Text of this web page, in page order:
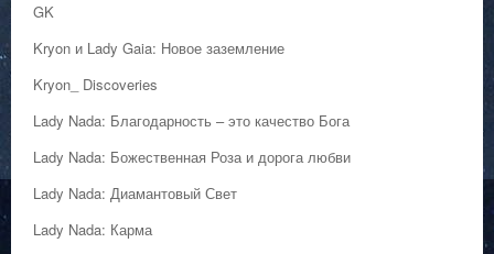
GK
Kryon и Lady Gaia: Новое заземление
Kryon_ Discoveries
Lady Nada: Благодарность – это качество Бога
Lady Nada: Божественная Роза и дорога любви
Lady Nada: Диамантовый Свет
Lady Nada: Карма